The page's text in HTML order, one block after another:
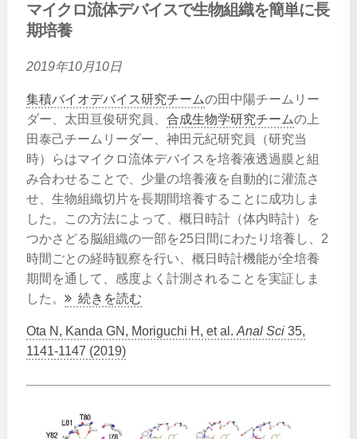
マイクロ流体デバイスで生物組織を簡単に長
期培養
2019年10月10日
集積バイオデバイス研究チームの田中陽チームリー
ダー、太田亘俊研究員、合成生物学研究チームの上
田泰己チームリーダー、神田元紀研究員（研究当
時）らはマイクロ流体デバイスを培養液透過膜と組
み合わせることで、少量の培養液を自動的に灌流さ
せ、生物組織切片を長期間培養することに成功しま
した。この方法によって、概日時計（体内時計）を
つかさどる脳組織の一部を25日間にわたり培養し、2
時間ごとの経時観察を行い、概日時計機能が全培養
期間を通して、感度よく計測されることを実証しま
した。
続きを読む
Ota N, Kanda GN, Moriguchi H, et al.Anal Sci 35,
1141-1147 (2019)